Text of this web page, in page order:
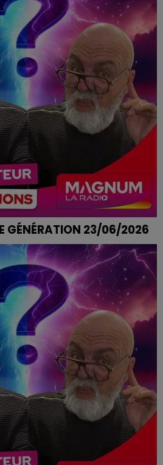
GÉNÉRATION 23/06/2026
EN QUATRE